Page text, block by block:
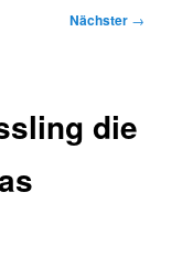
Nächster →
die